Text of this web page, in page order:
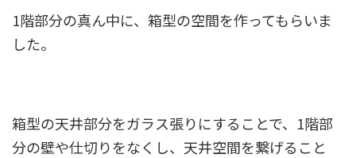
1階部分の真ん中に、箱型の空間を作ってもらいま
した。
箱型の天井部分をガラス張りにすることで、1階部
分の壁や仕切りをなくし、天井空間を繋げること